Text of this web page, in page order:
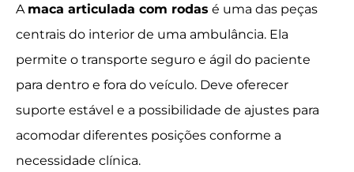
A maca articulada com rodas é uma das peças
centrais do interior de uma ambulância. Ela
permite o transporte seguro e ágil do paciente
para dentro e fora do veículo. Deve oferecer
suporte estável e a possibilidade de ajustes para
acomodar diferentes posições conforme a
necessidade clínica.